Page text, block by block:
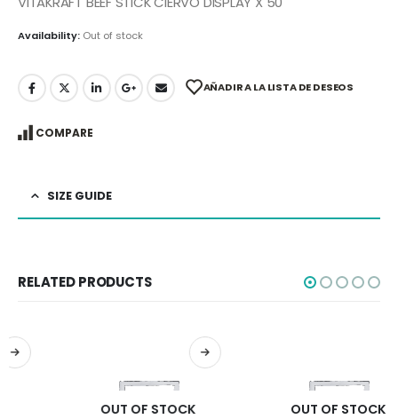
Availability: Out of stock
AÑADIR A LA LISTA DE DESEOS
COMPARE
SIZE GUIDE
RELATED PRODUCTS
OUT OF STOCK OUT OF STOCK